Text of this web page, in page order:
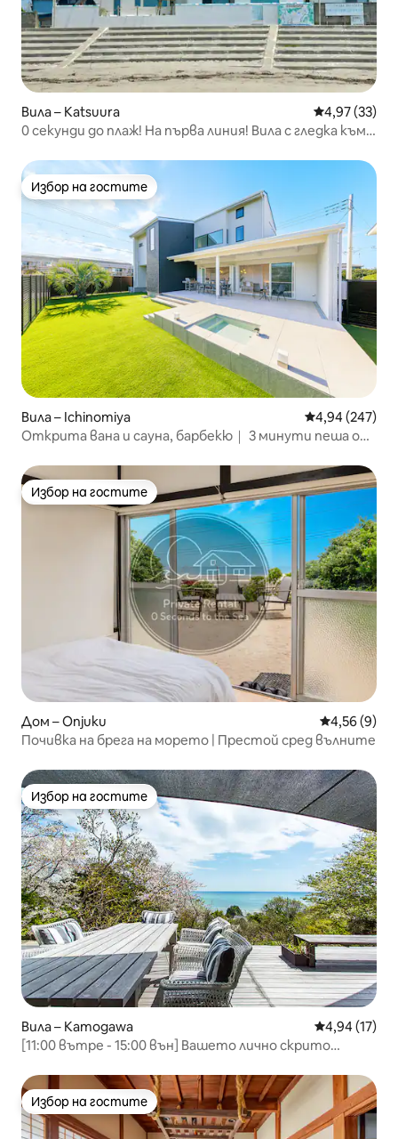
Вила – Katsuura Средна
4,97 (33)
0 секунди до плаж! На първа линия! Вила с гледка към
Избор на гостите
Избор на гостите
Вила – Ichinomiya Средна
4,94 (247)
Открита вана и сауна, барбекю｜ 3 минути пеша от
Torami
Избор на гостите
Избор на гостите
Дом – Onjuku Средна
4,56 (9)
Почивка на брега на морето | Престой сред вълните
Избор на гостите
Избор на гостите
Вила – Kamogawa Средна
4,94 (17)
[11:00 вътре - 15:00 вън] Вашето лично скрито
Избор на гостите
Избор на гостите